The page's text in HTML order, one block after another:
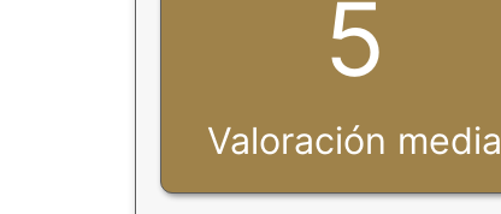
5
Valoración media